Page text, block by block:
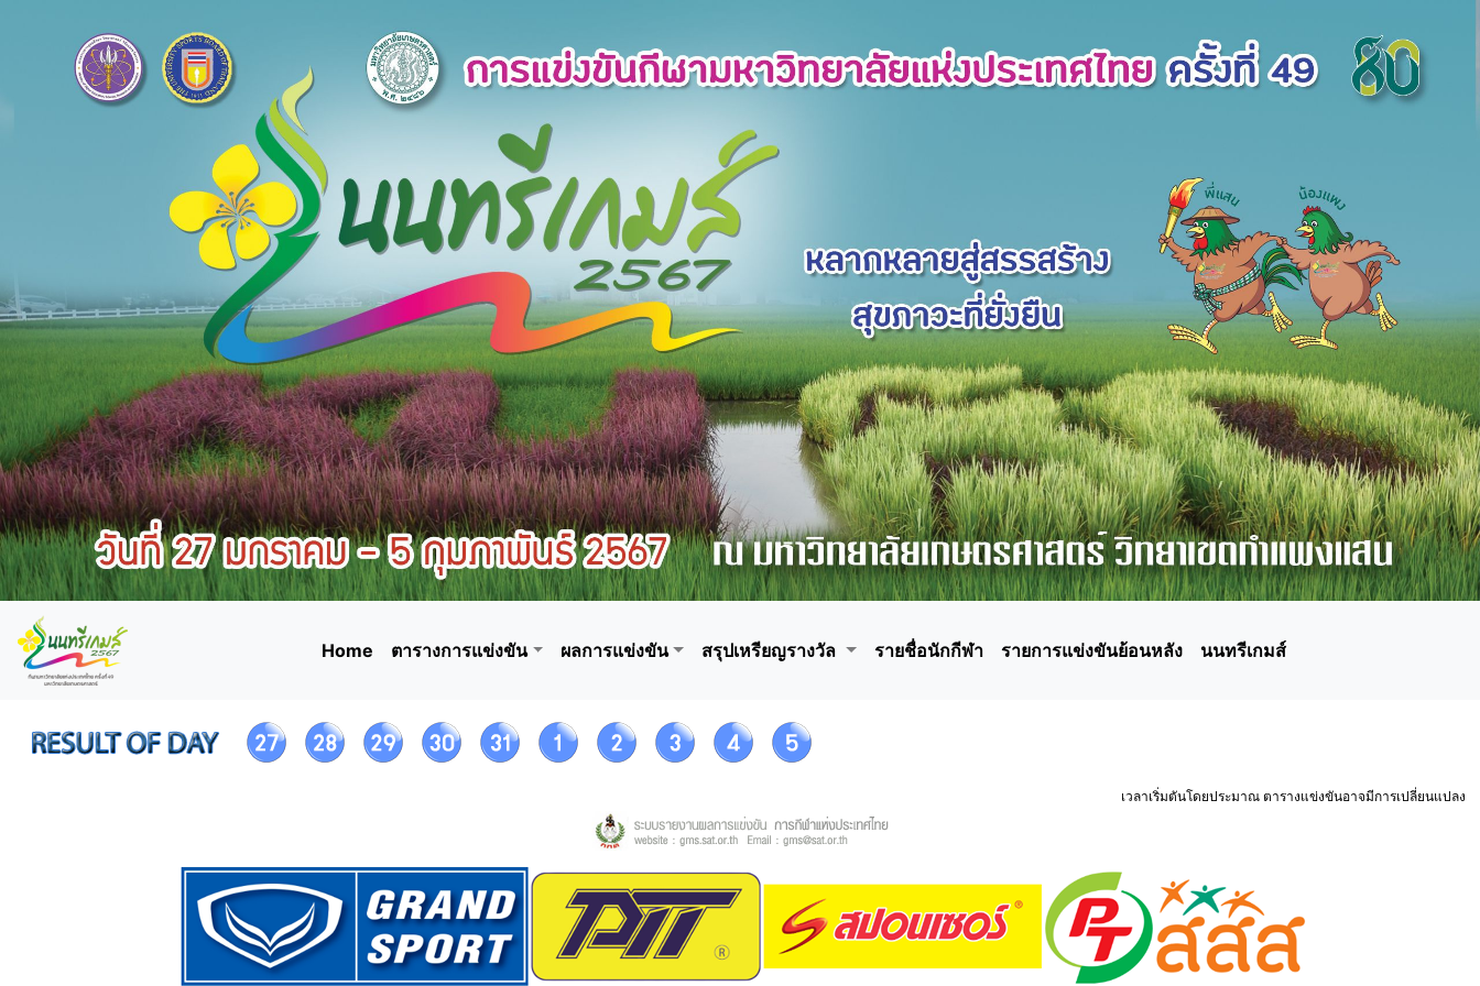
Home ตารางการแข่งขัน ผลการแข่งขัน สรุปเหรียญรางวัล รายชื่อนักกีฬา รายการแข่งขันย้อนหลัง นนทรีเกมส์
เวลาเริ่มตันโดยประมาณ ตารางแข่งขันอาจมีการเปลี่ยนแปลง